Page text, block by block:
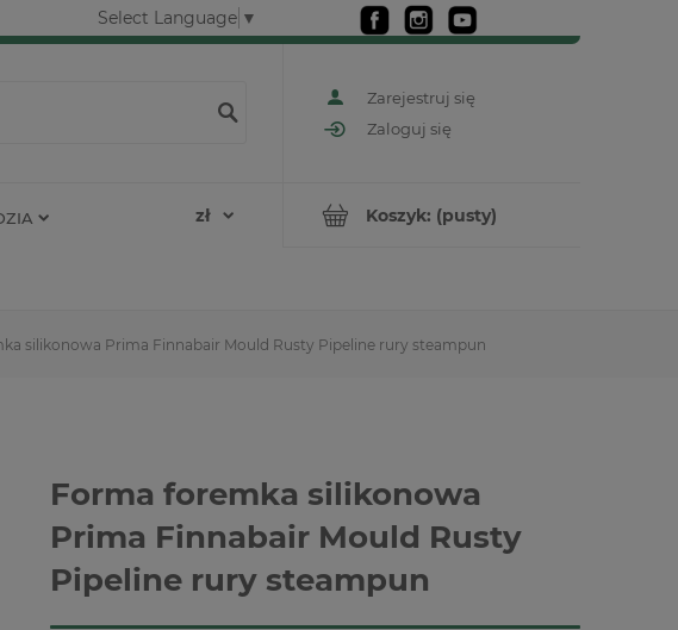
Select Language ▼
Zarejestruj się
Zaloguj się
Koszyk: (pusty)
silikonowa Prima Finnabair Mould Rusty Pipeline rury steampun
Forma foremka silikonowa
Prima Finnabair Mould Rusty
Pipeline rury steampun